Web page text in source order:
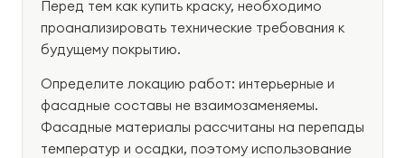
Перед тем как купить краску, необходимо
проанализировать технические требования к
будущему покрытию.
Определите локацию работ: интерьерные и
фасадные составы не взаимозаменяемы.
Фасадные материалы рассчитаны на перепады
температур и осадки, поэтому использование